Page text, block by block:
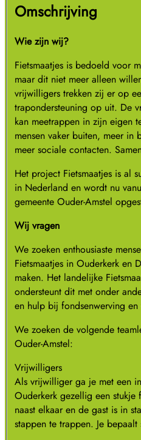
Omschrijving
Wie zijn wij?
Fietsmaatjes is bedoeld voor
maar dit niet meer alleen
vrijwilligers trekken zij er op
trapondersteuning op uit. De
kan meetrappen in zijn eigen
mensen vaker buiten, meer in
meer sociale contacten.
Het project Fietsmaatjes is al
in Nederland en wordt nu
gemeente Ouder-Amstel
Wij vragen
We zoeken enthousiaste
Fietsmaatjes in Ouderkerk en
maken. Het landelijke
ondersteunt dit met onder
en hulp bij fondsenwerving
We zoeken de volgende
Ouder-Amstel:
Vrijwilligers
Als vrijwilliger ga je met een
Ouderkerk gezellig een
naast elkaar en de gast is in
stappen te trappen. Je bepaalt